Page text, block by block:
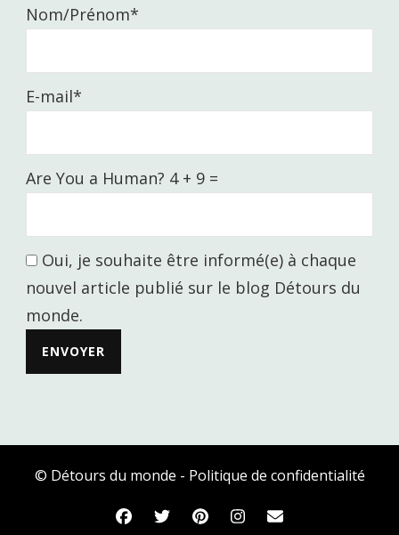
Nom/Prénom*
E-mail*
Are You a Human? 4 + 9 =
Oui, je souhaite être informé(e) à chaque
nouvel article publié sur le blog Détours du
monde.
© Détours du monde - Politique de confidentialité